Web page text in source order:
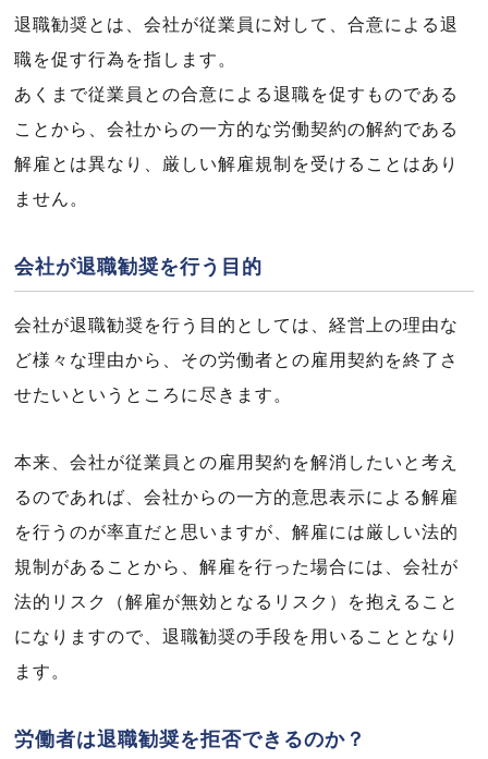
退職勧奨とは、会社が従業員に対して、合意による退
職を促す行為を指します。
あくまで従業員との合意による退職を促すものである
ことから、会社からの一方的な労働契約の解約である
解雇とは異なり、厳しい解雇規制を受けることはあり
ません。
会社が退職勧奨を行う目的
会社が退職勧奨を行う目的としては、経営上の理由な
ど様々な理由から、その労働者との雇用契約を終了さ
せたいというところに尽きます。
本来、会社が従業員との雇用契約を解消したいと考え
るのであれば、会社からの一方的意思表示による解雇
を行うのが率直だと思いますが、解雇には厳しい法的
規制があることから、解雇を行った場合には、会社が
法的リスク（解雇が無効となるリスク）を抱えること
になりますので、退職勧奨の手段を用いることとなり
ます。
労働者は退職勧奨を拒否できるのか？